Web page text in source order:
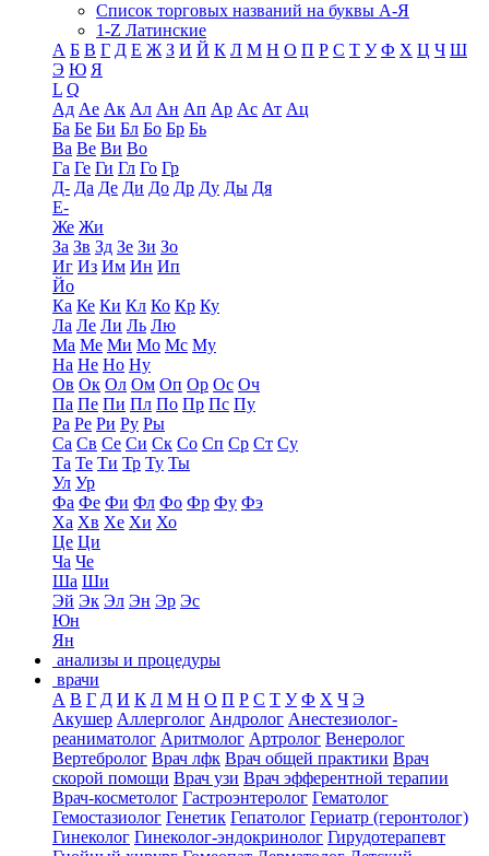
Список торговых названий на буквы А-Я
1-Z Латинские
А Б В Г Д Е Ж З И Й К Л М Н О П Р С Т У Ф Х Ц Ч Ш
Э Ю Я
L Q
Ад Ае Ак Ал Ан Ап Ар Ас Ат Ац
Ба Бе Би Бл Бо Бр Бь
Ва Ве Ви Во
Га Ге Ги Гл Го Гр
Д- Да Де Ди До Др Ду Ды Дя
Е-
Же Жи
За Зв Зд Зе Зи Зо
Иг Из Им Ин Ип
Йо
Ка Ке Ки Кл Ко Кр Ку
Ла Ле Ли Ль Лю
Ма Ме Ми Мо Мс Му
На Не Но Ну
Ов Ок Ол Ом Оп Ор Ос Оч
Па Пе Пи Пл По Пр Пс Пу
Ра Ре Ри Ру Ры
Са Св Се Си Ск Со Сп Ср Ст Су
Та Те Ти Тр Ту Ты
Ул Ур
Фа Фе Фи Фл Фо Фр Фу Фэ
Ха Хв Хе Хи Хо
Це Ци
Ча Че
Ша Ши
Эй Эк Эл Эн Эр Эс
Юн
Ян
анализы и процедуры
врачи
А В Г Д И К Л М Н О П Р С Т У Ф Х Ч Э
Акушер Аллерголог Андролог Анестезиолог-
реаниматолог Аритмолог Артролог Венеролог
Вертебролог Врач лфк Врач общей практики Врач
скорой помощи Врач узи Врач эфферентной терапии
Врач-косметолог Гастроэнтеролог Гематолог
Гемостазиолог Генетик Гепатолог Гериатр (геронтолог)
Гинеколог Гинеколог-эндокринолог Гирудотерапевт